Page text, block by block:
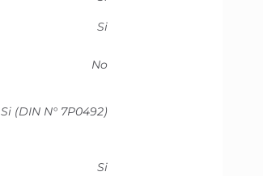
Si
No
Si (DIN N° 7P0492)
Si